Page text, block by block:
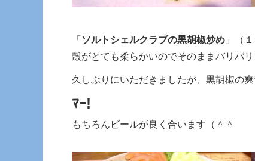
「 ソルトシェルクラブの黒胡椒炒め 」（
殻がとても柔らかいのでそのままバリバリ
久しぶりにいただきましたが、黒胡椒の
ﾏｰ!
もちろんビールが良く合います（＾＾